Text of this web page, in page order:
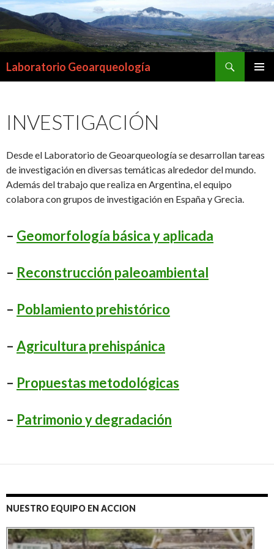
Laboratorio Geoarqueología
INVESTIGACIÓN
Desde el Laboratorio de Geoarqueología se desarrollan tareas
de investigación en diversas temáticas alrededor del mundo.
Además del trabajo que realiza en Argentina, el equipo
colabora con grupos de investigación en España y Grecia.
– Geomorfología básica y aplicada
– Reconstrucción paleoambiental
– Poblamiento prehistórico
– Agricultura prehispánica
– Propuestas metodológicas
– Patrimonio y degradación
NUESTRO EQUIPO EN ACCION